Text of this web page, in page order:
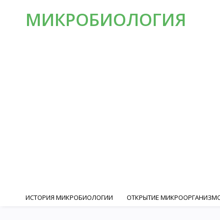
МИКРОБИОЛОГИЯ
ИСТОРИЯ МИКРОБИОЛОГИИ ОТКРЫТИЕ